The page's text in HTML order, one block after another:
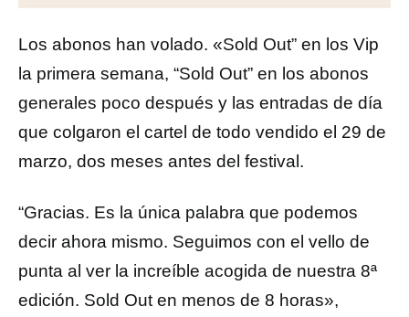
Los abonos han volado. «Sold Out” en los Vip
la primera semana, “Sold Out” en los abonos
generales poco después y las entradas de día
que colgaron el cartel de todo vendido el 29 de
marzo, dos meses antes del festival.
“Gracias. Es la única palabra que podemos
decir ahora mismo. Seguimos con el vello de
punta al ver la increíble acogida de nuestra 8ª
edición. Sold Out en menos de 8 horas»,